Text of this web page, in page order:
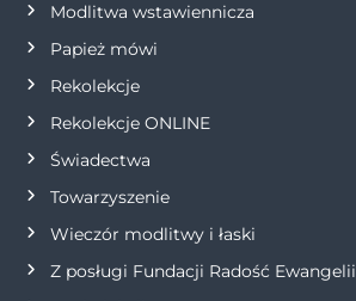
s
u
Modlitwa wstawiennicza
Papież mówi
Rekolekcje
Rekolekcje ONLINE
Świadectwa
Towarzyszenie
Wieczór modlitwy i łaski
Z posługi Fundacji Radość Ewangelii